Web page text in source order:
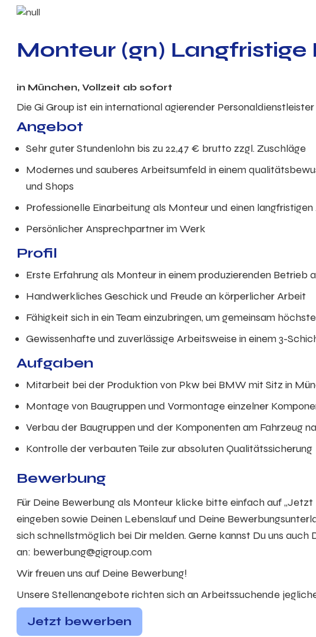
Monteur (gn)
in München, Vollzeit ab sofort
Die Gi Group ist ein international agierender
Angebot
Sehr guterStundenlohn bis zu 22,47 € brutto zzgl. Zuschläge
Modernes und sauberes Arbeitsumfeld in einem
und Shops
Professionelle Einarbeitung als Monteur und einen
Persönlicher Ansprechpartner im Werk
Profil
Erste Erfahrung als Monteur in einem produzierenden Betrieb
Handwerkliches Geschick und Freude an körperlicher Arbeit
Fähigkeit sich in ein Team einzubringen, um gemeinsam
Gewissenhafte und zuverlässige Arbeitsweise in einem 3-
Aufgaben
Mitarbeit bei der Produktion von Pkw bei BMW mit Sitz in
Montage von Baugruppen und Vormontage einzelner
Verbau der Baugruppen und der Komponenten am Fahrzeug
Kontrolle der verbauten Teile zur absoluten Qualitätssicherung
Bewerbung
Für Deine Bewerbung als Monteur klicke bitte einfach auf
eingeben sowie Deinen Lebenslauf und Deine
sich schnellstmöglich bei Dir melden. Gerne kannst Du uns
an: bewerbung@gigroup.com
Wir freuen uns auf Deine Bewerbung!
Unsere Stellenangebote richten sich an Arbeitssuchende
Jetzt bewerben